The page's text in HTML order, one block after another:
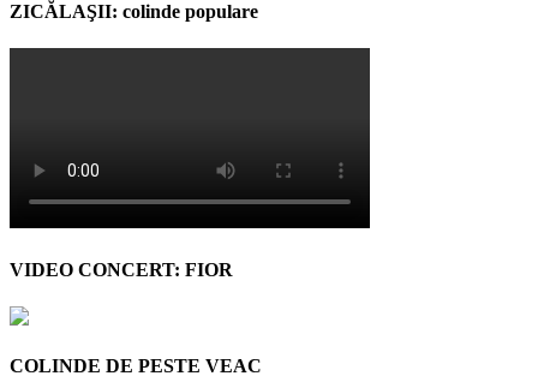
ZICĂLAŞII: colinde populare
VIDEO CONCERT: FIOR
COLINDE DE PESTE VEAC